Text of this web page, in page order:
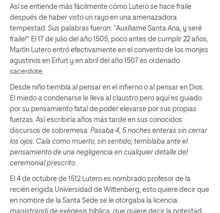
Así se entiende más fácilmente cómo Lutero se hace fraile
después de haber visto un rayo en una amenazadora
tempestad. Sus palabras fueron: “Auxíliame Santa Ana, y seré
fraile!” El 17 de julio del año 1505, poco antes de cumplir 22 años,
Martín Lutero entró efectivamente en el convento de los monjes
agustinos en Erfurt y en abril del año 1507 es ordenado
sacerdote.
Desde niño tiembla al pensar en el infierno o al pensar en Dios.
El miedo a condenarse le lleva al claustro pero aquí es guiado
por su pensamiento fatal de poder elevarse por sus propias
fuerzas. Así escribiría años más tarde en sus conocidos
discursos de sobremesa: Pasaba 4, 5 noches enteras sin cerrar
los ojos. Caía como muerto, sin sentido, temblaba ante el
pensamiento de una negligencia en cualquier detalle del
ceremonial prescrito.
El 4 de octubre de 1512 Lutero es nombrado profesor de la
recién erigida Universidad de Wittenberg, esto quiere decir que
en nombre de la Santa Sede se le otorgaba la licencia
magistrandi de exégesis bíblica, que quiere decir la potestad